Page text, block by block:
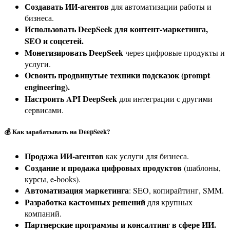
Создавать ИИ-агентовдля автоматизации работы и
бизнеса.
Использовать DeepSeek для контент-маркетинга,
SEO и соцсетей.
Монетизировать DeepSeekчерез цифровые продукты и
услуги.
Освоить продвинутые техники подсказок (prompt
engineering).
Настроить API DeepSeekдля интеграции с другими
сервисами.
💰 Как зарабатывать на DeepSeek?
Продажа ИИ-агентовкак услуги для бизнеса.
Создание и продажа цифровых продуктов(шаблоны,
курсы, e-books).
Автоматизация маркетинга: SEO, копирайтинг, SMM.
Разработка кастомных решений для крупных
компаний.
Партнерские программы и консалтинг в сфере ИИ.